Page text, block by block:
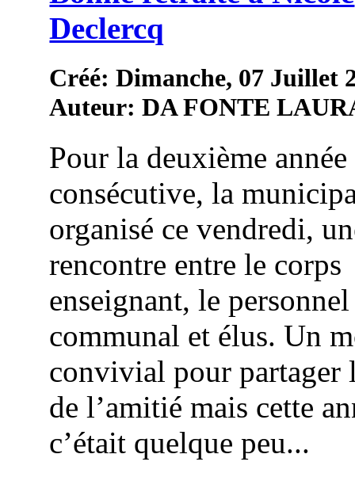
Declercq
Créé: Dimanche, 07 Juillet
Auteur: DA FONTE
Pour la deuxième année
consécutive, la
organisé ce vendredi,
rencontre entre le corps
enseignant, le personnel
communal et élus. Un
convivial pour partager
de l’amitié mais cette
c’était quelque peu...